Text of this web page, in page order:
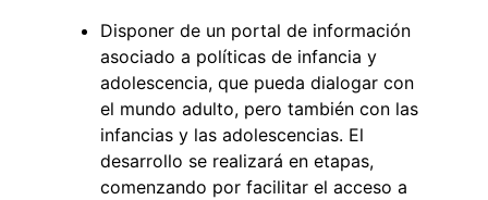
Disponer de un portal de información
asociado a políticas de infancia y
adolescencia, que pueda dialogar con
el mundo adulto, pero también con las
infancias y las adolescencias. El
desarrollo se realizará en etapas,
comenzando por facilitar el acceso a